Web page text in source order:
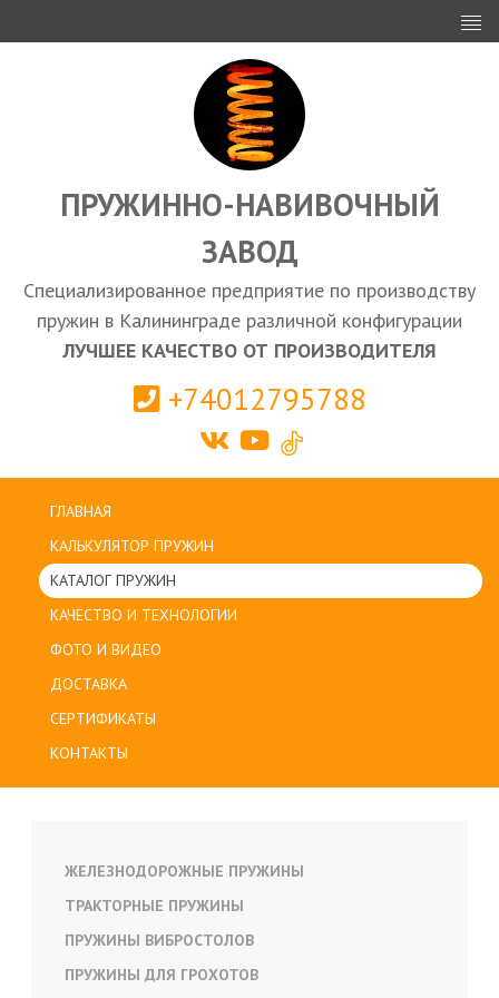
ИНВЕСТОРАМ
ПРОЕКТИРОВАНИЕ
ЭКСПОРТ
ЗАКУПКИ
КАЛЬКУЛЯТОР ПРУЖИН
Калининград
ПРУЖИННО-НАВИВОЧНЫЙ
ЗАВОД
Специализированное предприятие по производству
пружин в Калининграде различной конфигурации
ЛУЧШЕЕ КАЧЕСТВО ОТ ПРОИЗВОДИТЕЛЯ
+74012795788
ГЛАВНАЯ
КАЛЬКУЛЯТОР ПРУЖИН
КАТАЛОГ ПРУЖИН
КАЧЕСТВО И ТЕХНОЛОГИИ
ФОТО И ВИДЕО
ДОСТАВКА
СЕРТИФИКАТЫ
КОНТАКТЫ
ЖЕЛЕЗНОДОРОЖНЫЕ ПРУЖИНЫ
ТРАКТОРНЫЕ ПРУЖИНЫ
ПРУЖИНЫ ВИБРОСТОЛОВ
ПРУЖИНЫ ДЛЯ ГРОХОТОВ